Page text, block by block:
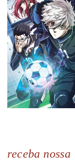
receba nossa